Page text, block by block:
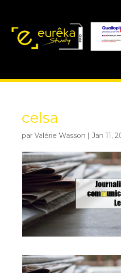
celsa
par Valérie Wasson | Jan 11,